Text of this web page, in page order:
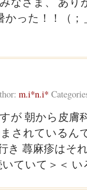
った！！（；
m.i*n.i*
が 朝から皮膚
されているん
き 蕁麻疹はそ
ていて＞＜